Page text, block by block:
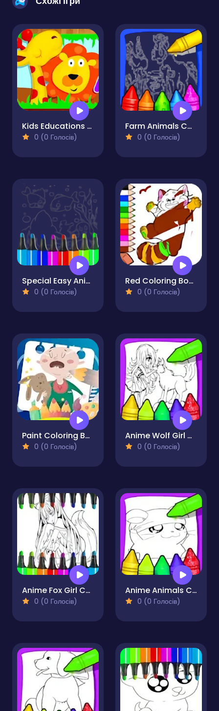
Kids Educations ABC
0 (0 Голосів)
Farm Animals Coloring For Kids
0 (0 Голосів)
Special Easy Animal Coloring Pages For Kids
0 (0 Голосів)
Red Coloring Book
0 (0 Голосів)
Paint Coloring Book
0 (0 Голосів)
Anime Wolf Girl Coloring Pages
0 (0 Голосів)
Anime Fox Girl Cute Coloring Pages
0 (0 Голосів)
Anime Animals Coloring Pages
0 (0 Голосів)